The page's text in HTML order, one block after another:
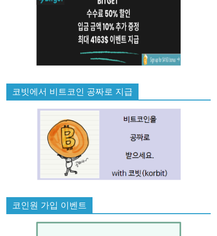
코빗에서 비트코인 공짜로 지급
코인원 가입 이벤트